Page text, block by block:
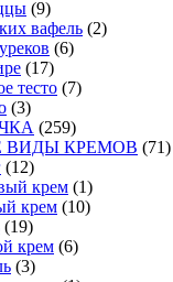
(9)
вафель (2)
(6)
(17)
тесто (7)
(3)
(259)
КРЕМОВ (71)
(12)
крем (1)
крем (10)
(19)
крем (6)
(3)